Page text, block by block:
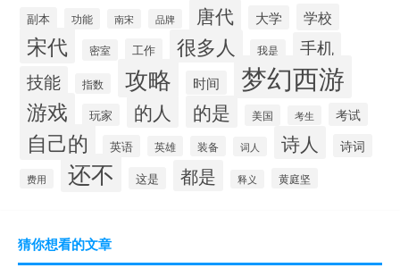
副本 功能 南宋 品牌 唐代 大学 学校
宋代 密室 工作 很多人 我是
手机
技能
指数 攻略 时间 梦幻西游
游戏 玩家 的人 的是 美国 考生 考试
自己的 英语 英雄 装备 词人 诗人 诗词
费用 还不 这是 都是 释义 黄庭坚
猜你想看的文章